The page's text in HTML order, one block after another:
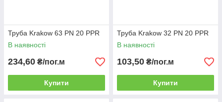
Труба Krakow 63 PN 20 PPR
В наявності
234,60 ₴/пог.м
Купити
Труба Krakow 32 PN 20 PPR
В наявності
103,50 ₴/пог.м
Купити